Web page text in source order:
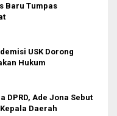
Baru Tumpas
USK Dorong
Hukum
DPRD, Ade Jona Sebut
Daerah